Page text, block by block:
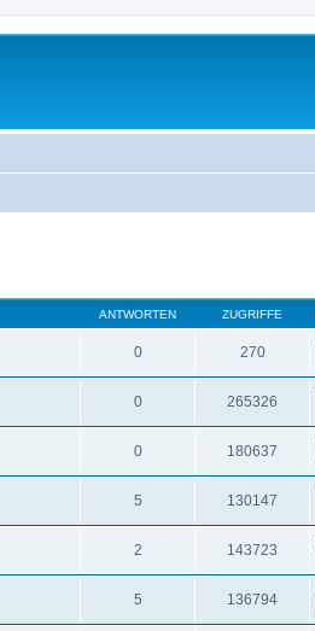
ANTWORTEN ZUGRIFFE
0 270
0 265326
0 180637
5 130147
2 143723
5 136794